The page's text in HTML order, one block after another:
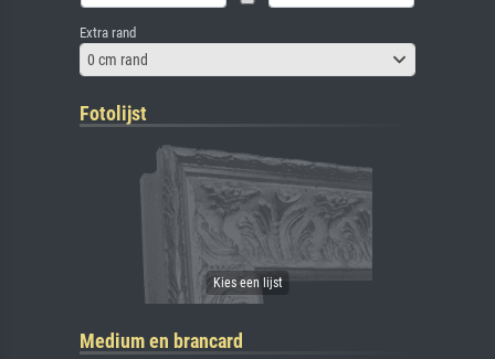
Extra rand
0 cm rand
Fotolijst
Medium en brancard